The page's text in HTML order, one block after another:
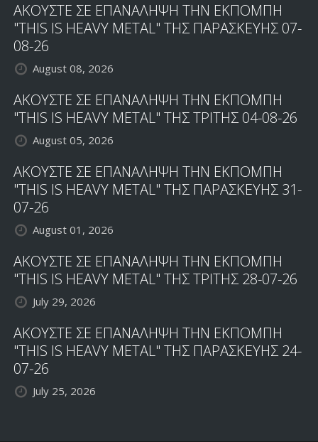
ΑΚΟΥΣΤΕ ΣΕ ΕΠΑΝΑΛΗΨΗ ΤΗΝ ΕΚΠΟΜΠΗ
"THIS IS HEAVY METAL" ΤΗΣ ΠΑΡΑΣΚΕΥΗΣ 07-
08-26
August 08, 2026
ΑΚΟΥΣΤΕ ΣΕ ΕΠΑΝΑΛΗΨΗ ΤΗΝ ΕΚΠΟΜΠΗ
"THIS IS HEAVY METAL" ΤΗΣ ΤΡΙΤΗΣ 04-08-26
August 05, 2026
ΑΚΟΥΣΤΕ ΣΕ ΕΠΑΝΑΛΗΨΗ ΤΗΝ ΕΚΠΟΜΠΗ
"THIS IS HEAVY METAL" ΤΗΣ ΠΑΡΑΣΚΕΥΗΣ 31-
07-26
August 01, 2026
ΑΚΟΥΣΤΕ ΣΕ ΕΠΑΝΑΛΗΨΗ ΤΗΝ ΕΚΠΟΜΠΗ
"THIS IS HEAVY METAL" ΤΗΣ ΤΡΙΤΗΣ 28-07-26
July 29, 2026
ΑΚΟΥΣΤΕ ΣΕ ΕΠΑΝΑΛΗΨΗ ΤΗΝ ΕΚΠΟΜΠΗ
"THIS IS HEAVY METAL" ΤΗΣ ΠΑΡΑΣΚΕΥΗΣ 24-
07-26
July 25, 2026